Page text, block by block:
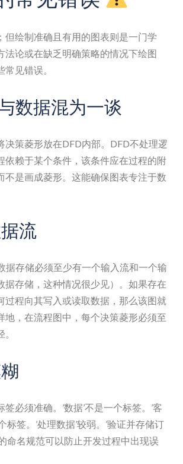
但绘制准确且有用的图表则是一门学
法论或在缺乏明确策略的情况下绘图
见错误。
数据混为一谈
决策菱形放在DFD内部。DFD不处理逻
依赖于某个条件，该条件应在过程的附
不是画成菱形。这能确保图表专注于数
流
据存储必须至少有一个输入流和一个输
据存储，这种情况很少见）。如果存在
过程向其写入或读取数据，那么该图就
地，在流程图中，每个决策菱形必须至
必须准确。’数据’不是一个标签。’客
标签。’处理数据’较弱。’验证并存储订
命名规范可以防止开发过程中出现误